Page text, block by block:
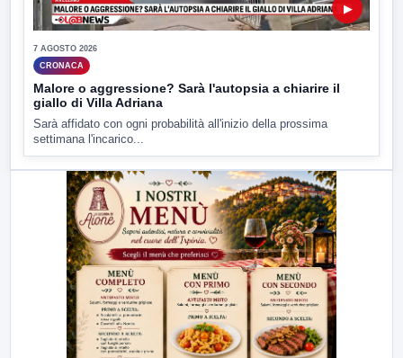
▶
7 AGOSTO 2026
CRONACA
Malore o aggressione? Sarà l'autopsia a chiarire il
giallo di Villa Adriana
Sarà affidato con ogni probabilità all'inizio della prossima
settimana l'incarico...